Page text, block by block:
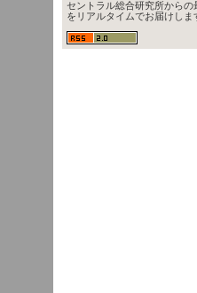
セントラル総合研究所からの
をリアルタイムでお届けしま